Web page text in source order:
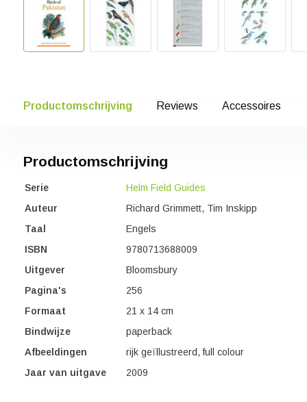
Productomschrijving Reviews Accessoires
Productomschrijving
Serie
Helm Field Guides
Auteur
Richard Grimmett, Tim Inskipp
Taal
Engels
ISBN
9780713688009
Uitgever
Bloomsbury
Pagina's
256
Formaat
21 x 14 cm
Bindwijze
paperback
Afbeeldingen
rijk geïllustreerd, full colour
Jaar van uitgave
2009